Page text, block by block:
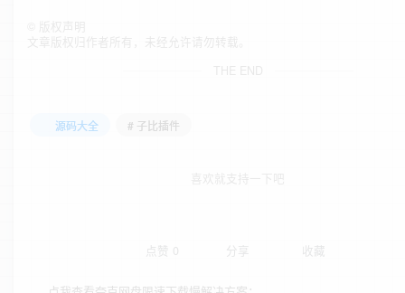
源码大全 # 子比插件
点赞 0 分享 收藏